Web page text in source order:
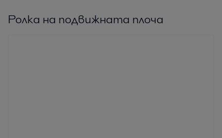
Ролка на подвижната плоча